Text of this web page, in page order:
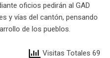
oficios pedirán al GAD
y vías del cantón, pensando
de los pueblos.
Visitas Totales 69